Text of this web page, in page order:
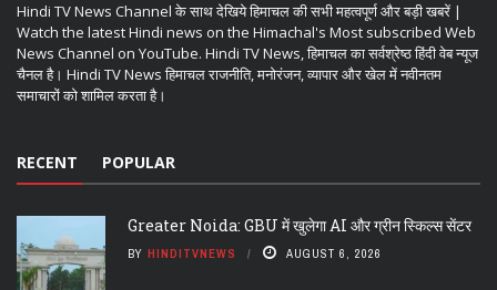
Hindi TV News Channel के साथ देखिये हिमाचल की सभी महत्वपूर्ण और बड़ी खबरें |
Watch the latest Hindi news on the Himachal's Most subscribed Web
News Channel on YouTube. Hindi TV News, हिमाचल का सर्वश्रेष्ठ हिंदी वेब न्यूज
चैनल है। Hindi TV News हिमाचल राजनीति, मनोरंजन, व्यापार और खेल में नवीनतम
समाचारों को शामिल करता है।
RECENT POPULAR
Greater Noida: GBU में खुलेगा AI और ग्रीन स्किल्स सेंटर
BY HINDITVNEWS AUGUST 6, 2026